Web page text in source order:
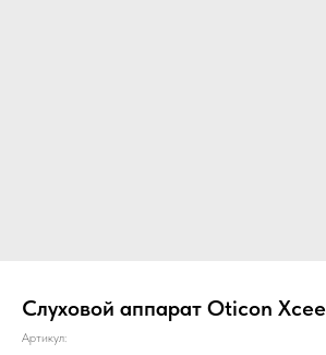
Слуховой аппарат Oticon
Артикул: